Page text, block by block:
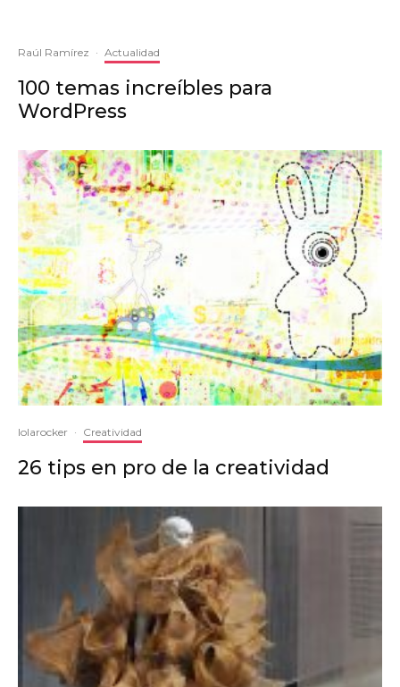
Raúl Ramírez · Actualidad
100 temas increíbles para
WordPress
lolarocker · Creatividad
26 tips en pro de la creatividad